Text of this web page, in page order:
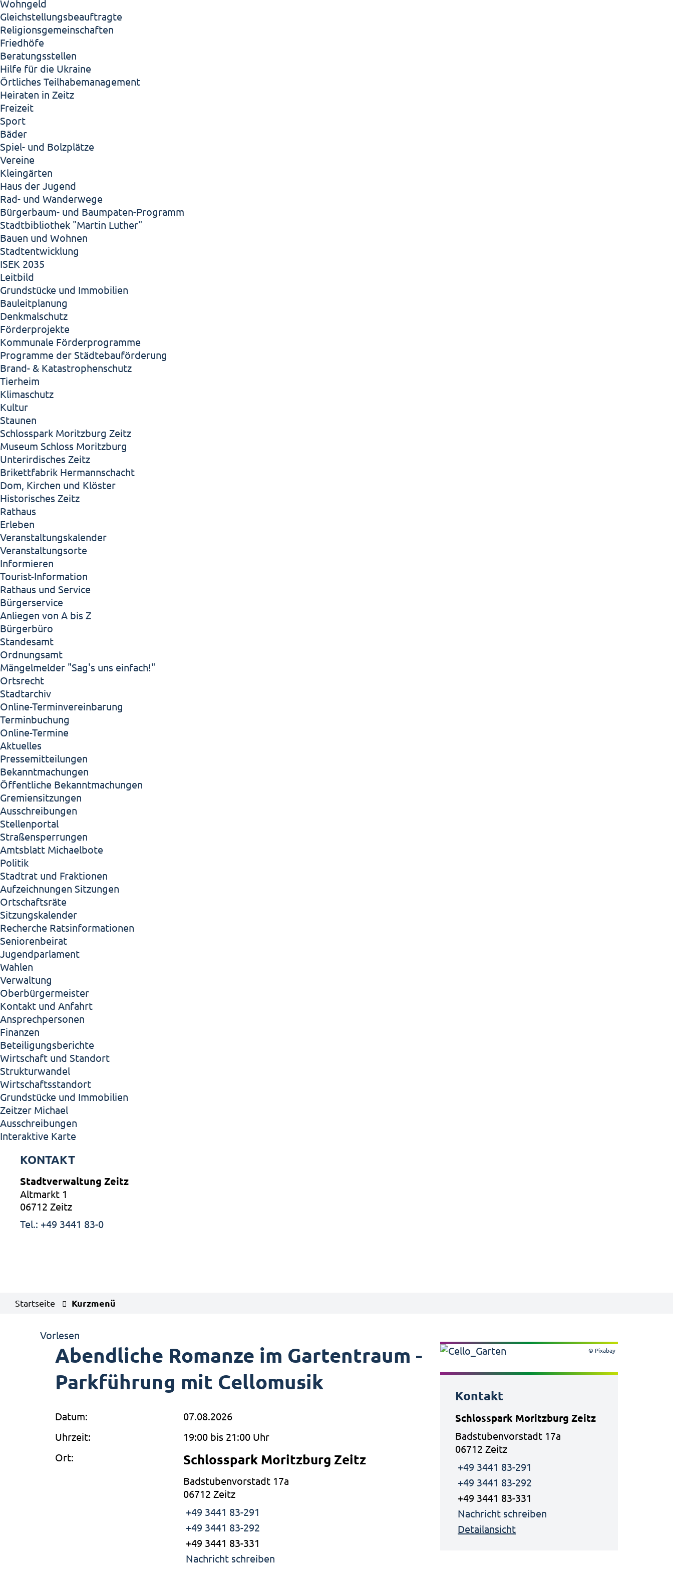
Wohngeld
Gleichstellungsbeauftragte
Religionsgemeinschaften
Friedhöfe
Beratungsstellen
Hilfe für die Ukraine
Örtliches Teilhabemanagement
Heiraten in Zeitz
Freizeit
Sport
Bäder
Spiel- und Bolzplätze
Vereine
Kleingärten
Haus der Jugend
Rad- und Wanderwege
Bürgerbaum- und Baumpaten-Programm
Stadtbibliothek "Martin Luther"
Bauen und Wohnen
Stadtentwicklung
ISEK 2035
Leitbild
Grundstücke und Immobilien
Bauleitplanung
Denkmalschutz
Förderprojekte
Kommunale Förderprogramme
Programme der Städtebauförderung
Brand- & Katastrophenschutz
Tierheim
Klimaschutz
Kultur
Staunen
Schlosspark Moritzburg Zeitz
Museum Schloss Moritzburg
Unterirdisches Zeitz
Brikettfabrik Hermannschacht
Dom, Kirchen und Klöster
Historisches Zeitz
Rathaus
Erleben
Veranstaltungskalender
Veranstaltungsorte
Informieren
Tourist-Information
Rathaus und Service
Bürgerservice
Anliegen von A bis Z
Bürgerbüro
Standesamt
Ordnungsamt
Mängelmelder "Sag's uns einfach!"
Ortsrecht
Stadtarchiv
Online-Terminvereinbarung
Terminbuchung
Online-Termine
Aktuelles
Pressemitteilungen
Bekanntmachungen
Öffentliche Bekanntmachungen
Gremiensitzungen
Ausschreibungen
Stellenportal
Straßensperrungen
Amtsblatt Michaelbote
Politik
Stadtrat und Fraktionen
Aufzeichnungen Sitzungen
Ortschaftsräte
Sitzungskalender
Recherche Ratsinformationen
Seniorenbeirat
Jugendparlament
Wahlen
Verwaltung
Oberbürgermeister
Kontakt und Anfahrt
Ansprechpersonen
Finanzen
Beteiligungsberichte
Wirtschaft und Standort
Strukturwandel
Wirtschaftsstandort
Grundstücke und Immobilien
Zeitzer Michael
Ausschreibungen
Interaktive Karte
KONTAKT
Stadtverwaltung Zeitz
Altmarkt 1
06712 Zeitz
Tel.: +49 3441 83-0
Startseite Kurzmenü
Vorlesen
Abendliche Romanze im Gartentraum -
Parkführung mit Cellomusik
Datum:
07.08.2026
Uhrzeit:
19:00 bis 21:00 Uhr
Ort:
Schlosspark Moritzburg Zeitz
Badstubenvorstadt 17a
06712 Zeitz
+49 3441 83-291
+49 3441 83-292
+49 3441 83-331
Nachricht schreiben
© Pixabay
Kontakt
Schlosspark Moritzburg Zeitz
Badstubenvorstadt 17a
06712 Zeitz
+49 3441 83-291
+49 3441 83-292
+49 3441 83-331
Nachricht schreiben
Detailansicht